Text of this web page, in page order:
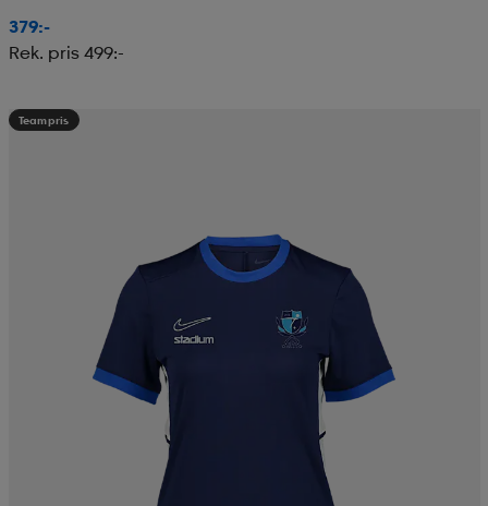
379:-
Rek. pris 499:-
Teampris